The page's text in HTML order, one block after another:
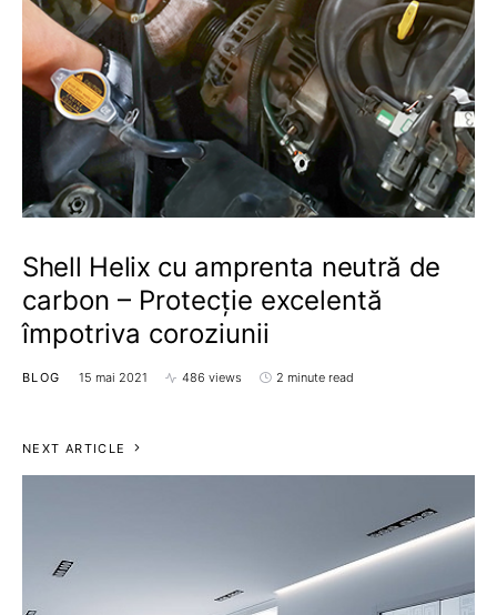
Shell Helix cu amprenta neutră de
carbon – Protecție excelentă
împotriva coroziunii
BLOG 15 mai 2021 486 views 2 minute read
NEXT ARTICLE